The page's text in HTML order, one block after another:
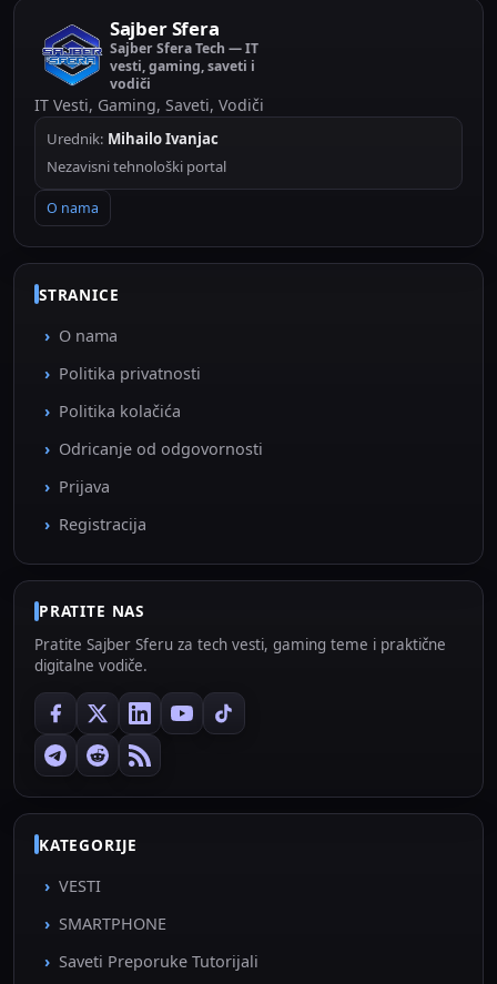
Sajber Sfera
Sajber Sfera Tech — IT
vesti, gaming, saveti i
vodiči
IT Vesti, Gaming, Saveti, Vodiči
Urednik: Mihailo Ivanjac
Nezavisni tehnološki portal
O nama
STRANICE
O nama
Politika privatnosti
Politika kolačića
Odricanje od odgovornosti
Prijava
Registracija
PRATITE NAS
Pratite Sajber Sferu za tech vesti, gaming teme i praktične
digitalne vodiče.
KATEGORIJE
VESTI
SMARTPHONE
Saveti Preporuke Tutorijali